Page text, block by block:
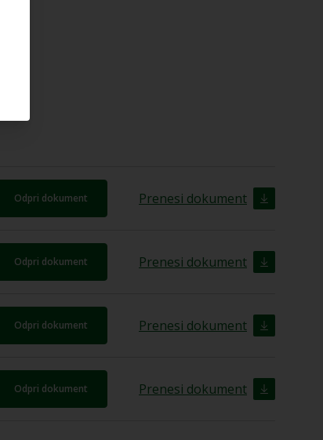
Odpri dokument Prenesi dokument
Odpri dokument Prenesi dokument
Odpri dokument Prenesi dokument
Odpri dokument Prenesi dokument